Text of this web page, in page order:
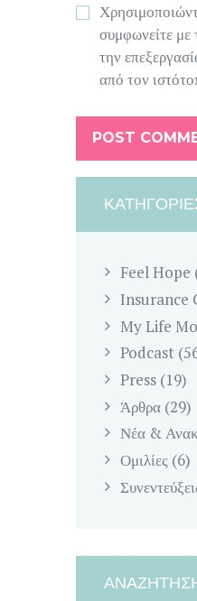
συμφωνείτε
την
από τον
Feel Hope
Insurance
My Life
Podcast
Press (19)
Άρθρα (29)
Νέα &
Ομιλίες (6)